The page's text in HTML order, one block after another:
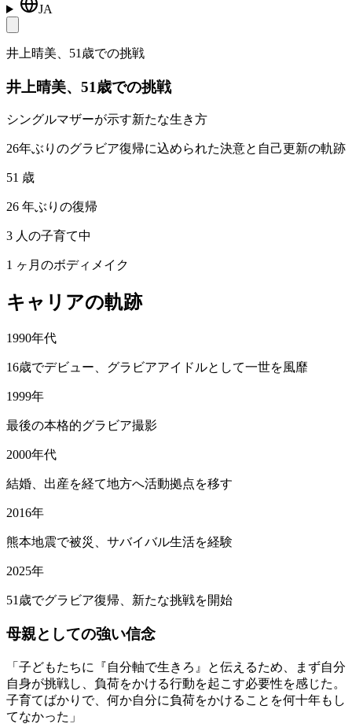
JA
井上晴美、51歳での挑戦
井上晴美、51歳での挑戦
シングルマザーが示す新たな生き方
26年ぶりのグラビア復帰に込められた決意と自己更新の軌跡
51 歳
26 年ぶりの復帰
3 人の子育て中
1 ヶ月のボディメイク
キャリアの軌跡
1990年代
16歳でデビュー、グラビアアイドルとして一世を風靡
1999年
最後の本格的グラビア撮影
2000年代
結婚、出産を経て地方へ活動拠点を移す
2016年
熊本地震で被災、サバイバル生活を経験
2025年
51歳でグラビア復帰、新たな挑戦を開始
母親としての強い信念
「子どもたちに『自分軸で生きろ』と伝えるため、まず自分
自身が挑戦し、負荷をかける行動を起こす必要性を感じた。
子育てばかりで、何か自分に負荷をかけることを何十年もし
てなかった」